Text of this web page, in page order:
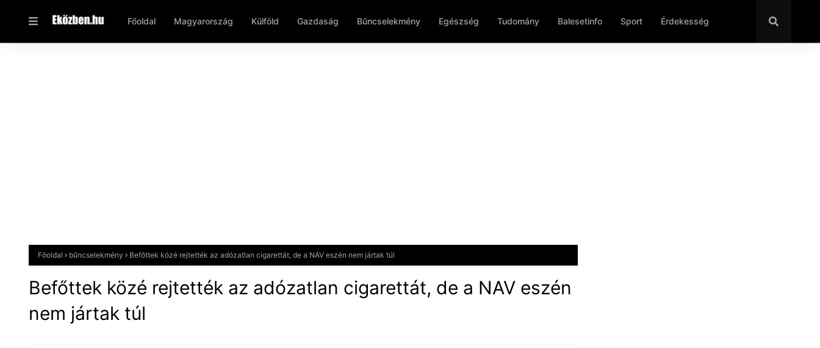
Főoldal Magyarország Külföld Gazdaság Bűncselekmény Egészség Tudomány Balesetinfo Sport Érdekesség
Főoldal bűncselekmény Befőttek közé rejtették az adózatlan cigarettát, de a NAV eszén nem jártak túl
Befőttek közé rejtették az adózatlan cigarettát, de a NAV eszén
nem jártak túl